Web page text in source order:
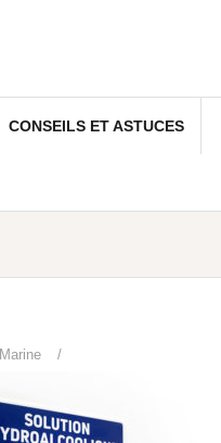
CONSEILS ET ASTUCES
Marine